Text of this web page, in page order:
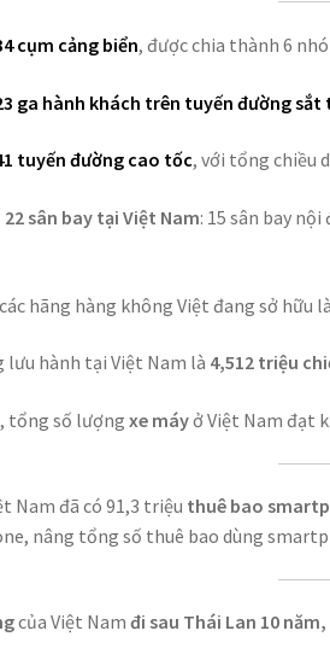
cụm cảng biển, được chia thành 6
ga hành khách trên tuyếnđường sắt
tuyến đường cao tốc, với tổng chiều
22 sân bay tại Việt Nam: 15 sân bay
các hãng hàng không Việt đang sở hữu
lưu hành tại Việt Nam là 4,512 triệu
tổng số lượngxe máyở Việt Nam đạt
Nam đã có 91,3 triệu thuê bao
nâng tổng số thuê bao dùng
của Việt Namđi sau Thái Lan 10